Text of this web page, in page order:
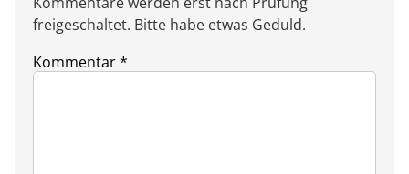
freigeschaltet. Bitte habe etwas Geduld.
Kommentar*